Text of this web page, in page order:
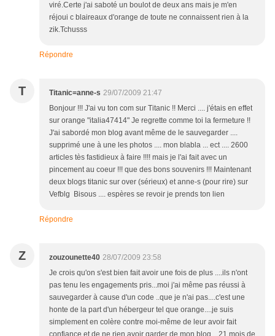
viré.Certe j'ai saboté un boulot de deux ans mais je m'en
réjoui c blaireaux d'orange de toute ne connaissent rien à la
zik.Tchusss
Répondre
T Titanic=anne-s 29/07/2009 21:47
Bonjour !!! J'ai vu ton com sur Titanic !! Merci .... j'étais en effet
sur orange "italia47414" Je regrette comme toi la fermeture !!
J'ai sabordé mon blog avant même de le sauvegarder ....
supprimé une à une les photos .... mon blabla ... ect .... 2600
articles tès fastidieux à faire !!!! mais je l'ai fait avec un
pincement au coeur !!! que des bons souvenirs !!! Maintenant
deux blogs titanic sur over (sérieux) et anne-s (pour rire) sur
Vefblg Bisous .... espères se revoir je prends ton lien
Répondre
Z zouzounette40 28/07/2009 23:58
Je crois qu'on s'est bien fait avoir une fois de plus ....ils n'ont
pas tenu les engagements pris...moi j'ai même pas réussi à
sauvegarder à cause d'un code ..que je n'ai pas....c'est une
honte de la part d'un hébergeur tel que orange....je suis
simplement en colère contre moi-même de leur avoir fait
confiance et de ne rien avoir garder de mon blog....21 mois de